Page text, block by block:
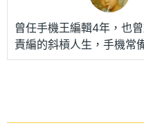
曾任手機王編輯4年，也
責編的斜槓人生，手機常